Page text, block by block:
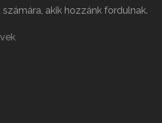
akik hozzánk fordulnak.